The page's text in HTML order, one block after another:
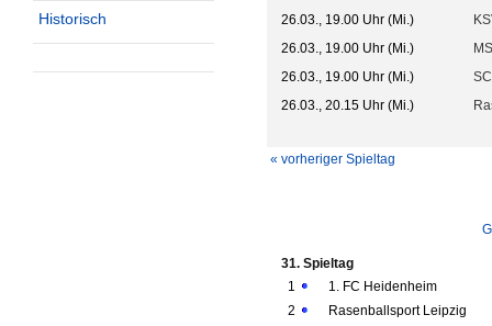
Historisch
26.03., 19.00 Uhr (Mi.)
26.03., 19.00 Uhr (Mi.)
26.03., 19.00 Uhr (Mi.)
26.03., 20.15 Uhr (Mi.)
« vorheriger Spieltag
31. Spieltag
1
1. FC Heidenheim
2
Rasenballsport Leipzig